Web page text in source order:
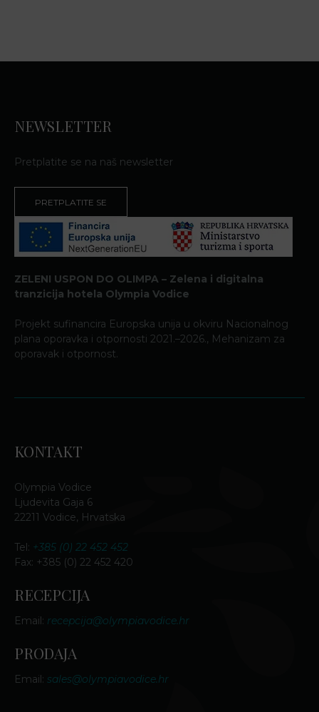
NEWSLETTER
Pretplatite se na naš newsletter
PRETPLATITE SE
ZELENI USPON DO OLIMPA – Zelena i digitalna
tranzicija hotela Olympia Vodice
Projekt sufinancira Europska unija u okviru Nacionalnog
plana oporavka i otpornosti 2021.–2026., Mehanizam za
oporavak i otpornost.
KONTAKT
Olympia Vodice
Ljudevita Gaja 6
22211 Vodice, Hrvatska
Tel: +385 (0) 22 452 452
Fax: +385 (0) 22 452 420
RECEPCIJA
Email: recepcija@olympiavodice.hr
PRODAJA
Email: sales@olympiavodice.hr